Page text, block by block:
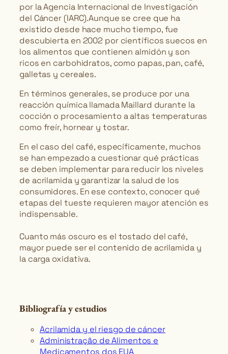
por la Agencia Internacional de Investigación
del Cáncer (IARC).Aunque se cree que ha
existido desde hace mucho tiempo, fue
descubierta en 2002 por científicos suecos en
los alimentos que contienen almidón y son
ricos en carbohidratos, como papas, pan, café,
galletas y cereales.
En términos generales, se produce por una
reacción química llamada Maillard durante la
cocción o procesamiento a altas temperaturas
como freír, hornear y tostar.
En el caso del café, específicamente, muchos
se han empezado a cuestionar qué prácticas
se deben implementar para reducir los niveles
de acrilamida y garantizar la salud de los
consumidores. En ese contexto, conocer qué
etapas del tueste requieren mayor atención es
indispensable.
Cuanto más oscuro es el tostado del café,
mayor puede ser el contenido de acrilamida y
la carga oxidativa.
Bibliografía y estudios
Acrilamida y el riesgo de cáncer
Administração de Alimentos e
Medicamentos dos EUA